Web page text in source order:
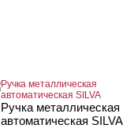
Ручка металлическая
автоматическая SILVA